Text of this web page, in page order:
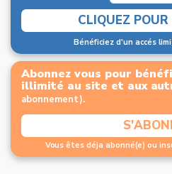
Abonnez vous pour
illimité au site et aux
abonnement).
Vous êtes déja abonné(e) ou
CLIQUEZ
Bénéficiez d'un accés